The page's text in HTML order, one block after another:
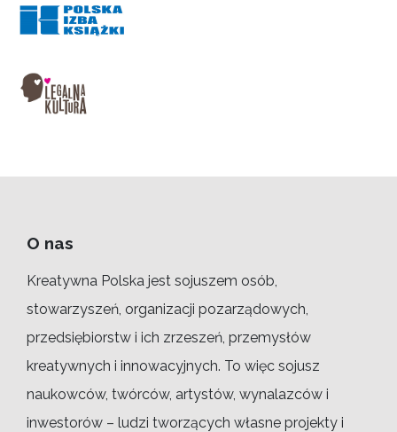
O nas
Kreatywna Polska jest sojuszem osób,
stowarzyszeń, organizacji pozarządowych,
przedsiębiorstw i ich zrzeszeń, przemysłów
kreatywnych i innowacyjnych. To więc sojusz
naukowców, twórców, artystów, wynalazców i
inwestorów – ludzi tworzących własne projekty i